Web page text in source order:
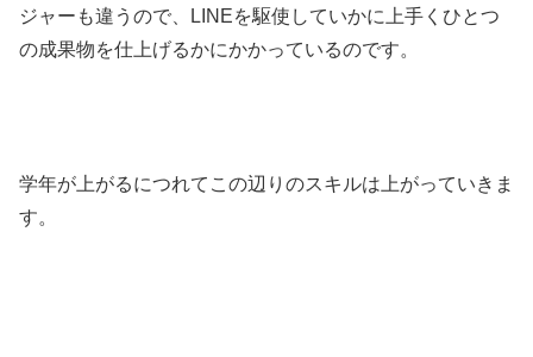
ジャーも違うので、LINEを駆使していかに上手くひとつ
の成果物を仕上げるかにかかっているのです。
学年が上がるにつれてこの辺りのスキルは上がっていきま
す。